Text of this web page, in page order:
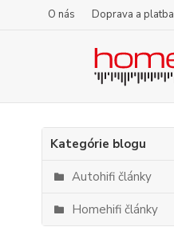
O nás Doprava a platba
Kategórie blogu
Autohifi články
Homehifi články